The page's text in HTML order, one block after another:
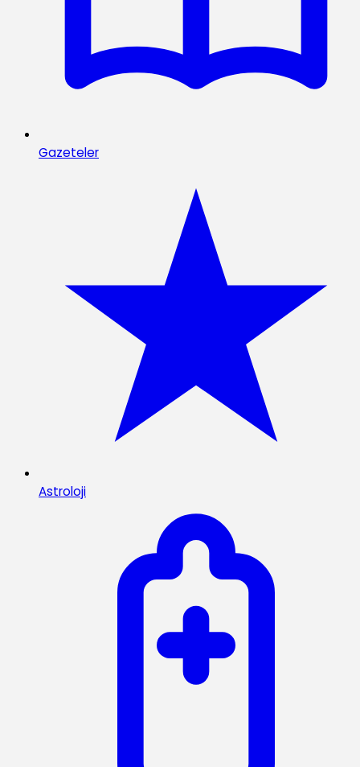
Gazeteler
Astroloji